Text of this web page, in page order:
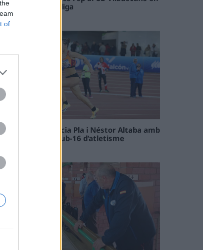
of
decisiu de la lliga
2026
Sintorres, Patrícia Pla i Néstor Altaba amb
catalana sub-16 d’atletisme